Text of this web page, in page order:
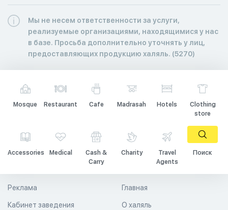
Мы не несем ответственности за услуги,
реализуемые организациями, находящимися у нас
в базе. Просьба дополнительно уточнять у лиц,
предоставляющих продукцию халяль. (5270)
Mosque Restaurant Cafe Madrasah Hotels
Clothing
store
Accessories Medical
Cash &
Carry
Charity
Travel
Agents
Поиск
Главная
О халяль
Реклама
Кабинет заведения